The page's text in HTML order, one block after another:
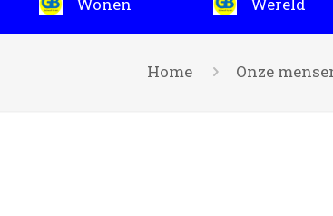
Home Onze